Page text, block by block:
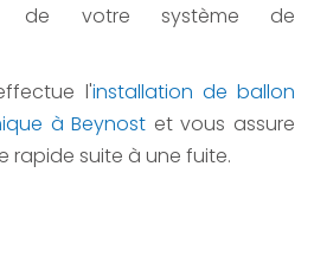
de votre système de
l'installation de ballon
à Beynost et vous assure
rapide suite à une fuite.